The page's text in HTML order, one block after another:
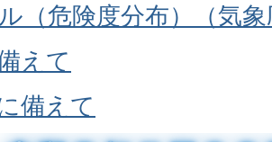
（危険度分布）（気
えて
備えて